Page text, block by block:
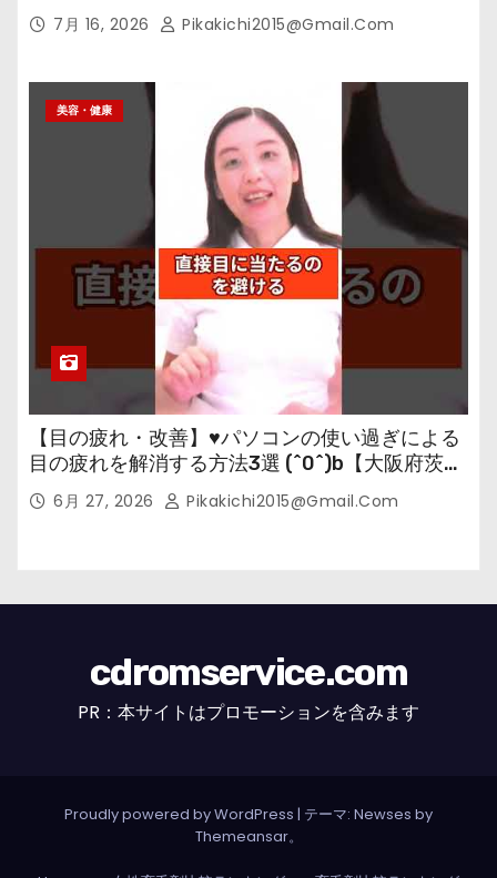
7月 16, 2026 Pikakichi2015@gmail.com
美容・健康
【目の疲れ・改善】♥パソコンの使い過ぎによる
目の疲れを解消する方法3選 (^0^)b【大阪府茨木
市の女性・美容鍼灸・整体師が教えます。】
6月 27, 2026 Pikakichi2015@gmail.com
cdromservice.com
PR：本サイトはプロモーションを含みます
Proudly powered by WordPress | テーマ: Newses by
Themeansar。